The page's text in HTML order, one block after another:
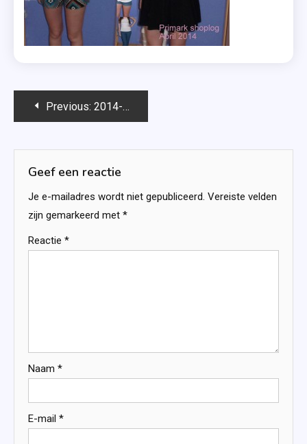
Bericht
Previous: 2014-04-21 blog
Geef een reactie
Je e-mailadres wordt niet gepubliceerd. Vereiste velden
zijn gemarkeerd met *
Reactie *
Naam *
E-mail *